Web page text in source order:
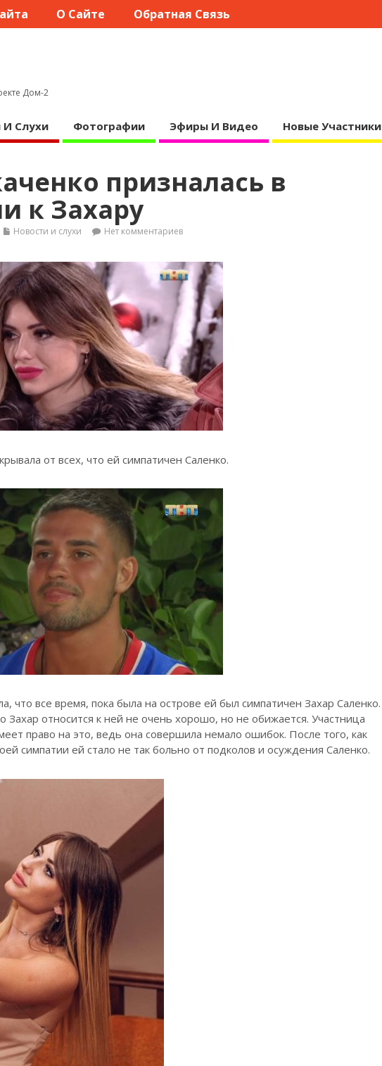
О Сайте Обратная Связь
Дом-2
И Слухи Фотографии Эфиры И Видео Новые Участники
призналась в
к Захару
Новости и слухи Нет комментариев
от всех, что ей симпатичен Саленко.
что все время, пока была на острове ей был симпатичен Захар Саленко.
Захар относится к ней не очень хорошо, но не обижается. Участница
право на это, ведь она совершила немало ошибок. После того, как
симпатии ей стало не так больно от подколов и осуждения Саленко.